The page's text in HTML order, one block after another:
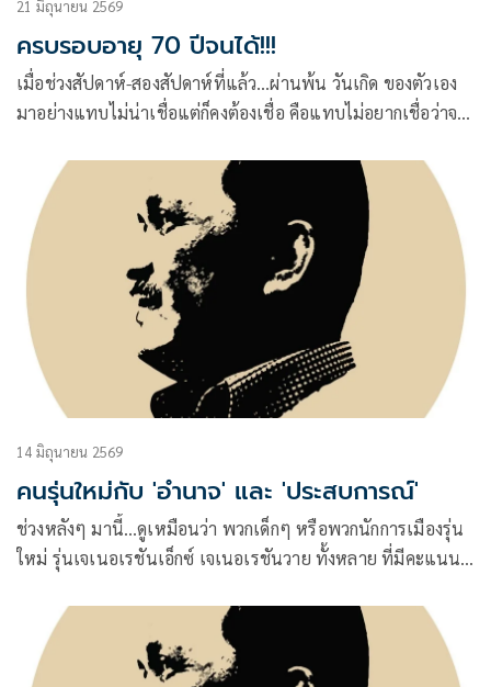
21 มิถุนายน 2569
ครบรอบอายุ 70 ปีจนได้!!!
เมื่อช่วงสัปดาห์-สองสัปดาห์ที่แล้ว…ผ่านพ้น วันเกิด ของตัวเอง
มาอย่างแทบไม่น่าเชื่อแต่ก็คงต้องเชื่อ คือแทบไม่อยากเชื่อว่าจะ
14 มิถุนายน 2569
คนรุ่นใหม่กับ 'อำนาจ' และ 'ประสบการณ์'
ช่วงหลังๆ มานี้…ดูเหมือนว่า พวกเด็กๆ หรือพวกนักการเมืองรุ่น
ใหม่ รุ่นเจเนอเรชันเอ็กซ์ เจเนอเรชันวาย ทั้งหลาย ที่มีคะแนน